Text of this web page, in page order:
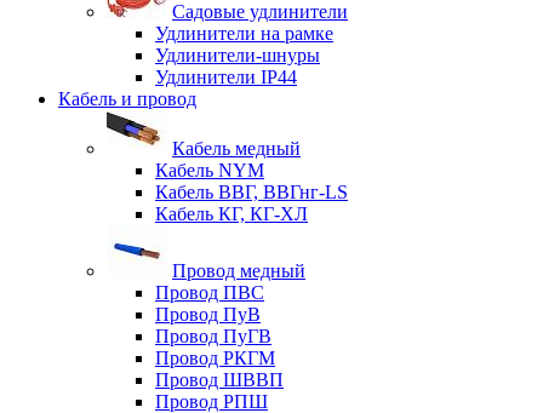
Садовые удлинители
Удлинители на рамке
Удлинители-шнуры
Удлинители IP44
Кабель и провод
Кабель медный
Кабель NYM
Кабель ВВГ, ВВГнг-LS
Кабель КГ, КГ-ХЛ
Провод медный
Провод ПВС
Провод ПуВ
Провод ПуГВ
Провод РКГМ
Провод ШВВП
Провод РПШ